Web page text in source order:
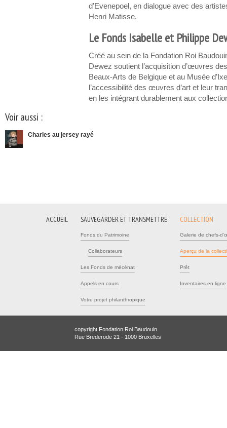
d’Evenepoel, en dialogue avec des
Henri Matisse.
Le Fonds Isabelle et Philippe
Créé au sein de la Fondation Roi
Dewez soutient l’acquisition d’œuvres
Beaux-Arts de Belgique et au Musée
l’accessibilité des œuvres d’art et leur
en les intégrant durablement aux
Voir aussi :
Charles au jersey rayé
ACCUEIL SAUVEGARDER ET TRANSMETTRE
Fonds du Patrimoine
Collaborateurs
Les Fonds de mécénat
Appels en cours
Votre projet philanthropique
COLLECTION
Galerie de chefs-
Aperçu de la
Prêt
Inventaires en ligne
copyright Fondation Roi Baudouin
Rue Brederode 21 - 1000 Bruxelles